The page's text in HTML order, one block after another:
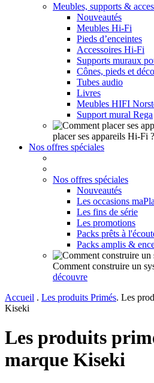
Meubles, supports &
Nouveautés
Meubles Hi-Fi
Pieds d’enceintes
Accessoires Hi-Fi
Supports muraux
Cônes, pieds et
Tubes audio
Livres
Meubles HIFI
Support mural Rega
placer ses appareils Hi-Fi ?
Nos offres spéciales
Nos offres spéciales
Nouveautés
Les occasions
Les fins de série
Les promotions
Packs prêts à
Packs amplis &
Comment construire un
découvre
Accueil . Les produits Primés. Les
Kiseki
Les produits
marque Kiseki